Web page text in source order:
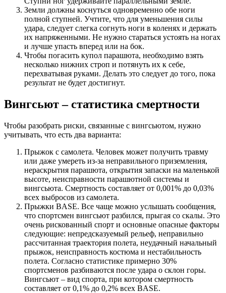
Земли должны коснуться одновременно обе ноги
полной ступней. Учтите, что для уменьшения силы
удара, следует слегка согнуть ноги в коленях и держать
их напряженными. Не нужно стараться устоять на ногах
и лучше упасть вперед или на бок.
Чтобы погасить купол парашюта, необходимо взять
несколько нижних строп и потянуть их к себе,
перехватывая руками. Делать это следует до того, пока
результат не будет достигнут.
Вингсьют – статистика смертности
Чтобы разобрать риски, связанные с вингсьютом, нужно
учитывать, что есть два варианта:
Прыжок с самолета. Человек может получить травму
или даже умереть из-за неправильного приземления,
нераскрытия парашюта, открытия запаски на маленькой
высоте, неисправности парашютной системы и
вингсьюта. Смертность составляет от 0,001% до 0,03%
всех выбросов из самолета.
Прыжки BASE. Все чаще можно услышать сообщения,
что спортсмен вингсьют разбился, прыгая со скалы. Это
очень рискованный спорт и основные опасные факторы
следующие: непредсказуемый рельеф, неправильно
рассчитанная траектория полета, неудачный начальный
прыжок, неисправность костюма и нестабильность
полета. Согласно статистике примерно 30%
спортсменов разбиваются после удара о склон горы.
Вингсьют – вид спорта, при котором смертность
составляет от 0,1% до 0,2% всех BASE.